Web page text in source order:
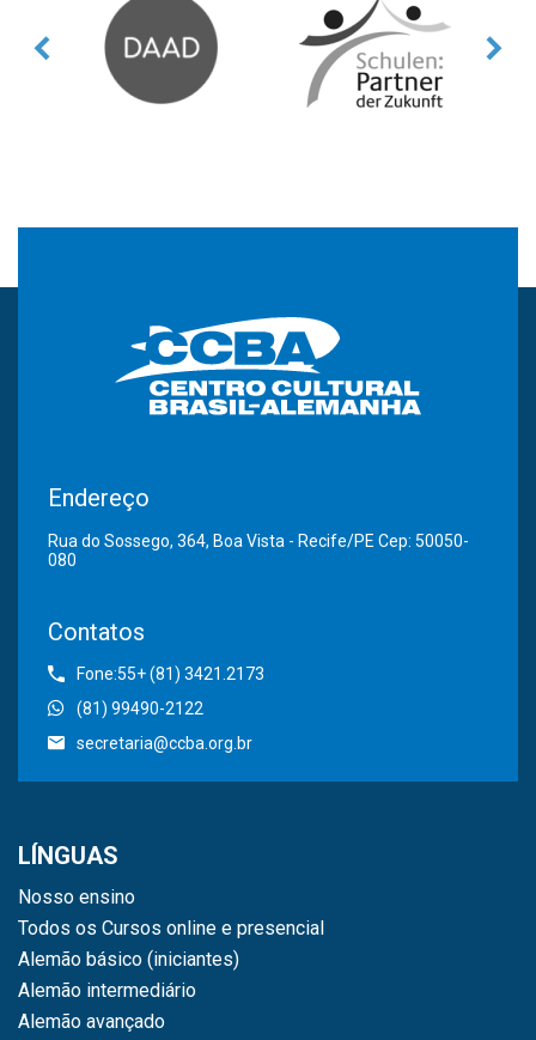
Endereço
Rua do Sossego, 364, Boa Vista - Recife/PE Cep: 50050-
080
Contatos
Fone:55+ (81) 3421.2173
(81) 99490-2122
secretaria@ccba.org.br
LÍNGUAS
Nosso ensino
Todos os Cursos online e presencial
Alemão básico (iniciantes)
Alemão intermediário
Alemão avançado